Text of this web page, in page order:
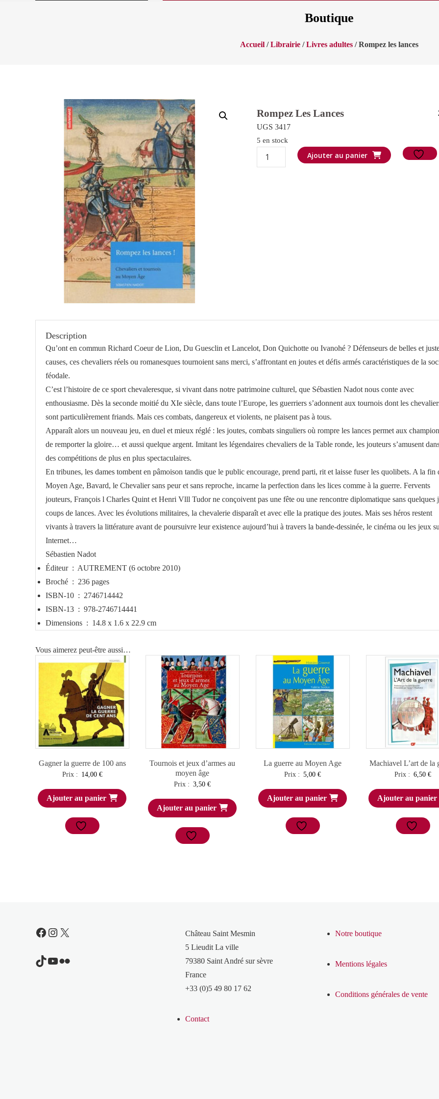
Boutique
Accueil /Librairie /Livres adultes / Rompez les lances
Rompez Les Lances
UGS 3417
5 en stock
quantité
de
Ajouter au panier
Description
Qu’ont en commun Richard Coeur de Lion, Du Guesclin et Lancelot, Don Quichotte ou Ivanohé ? Défenseurs de belles et
causes, ces chevaliers réels ou romanesques tournoient sans merci, s’affrontant en joutes et défis armés caractéristiques de la
féodale.
C’est l’histoire de ce sport chevaleresque, si vivant dans notre patrimoine culturel, que Sébastien Nadot nous conte avec
enthousiasme. Dès la seconde moitié du XIe siècle, dans toute l’Europe, les guerriers s’adonnent aux tournois dont les
sont particulièrement friands. Mais ces combats, dangereux et violents, ne plaisent pas à tous.
Apparaît alors un nouveau jeu, en duel et mieux réglé : les joutes, combats singuliers où rompre les lances permet aux
de remporter la gloire… et aussi quelque argent. Imitant les légendaires chevaliers de la Table ronde, les jouteurs s’amusent
des compétitions de plus en plus spectaculaires.
En tribunes, les dames tombent en pâmoison tandis que le public encourage, prend parti, rit et laisse fuser les quolibets. A la fin
Moyen Age, Bavard, le Chevalier sans peur et sans reproche, incarne la perfection dans les lices comme à la guerre. Fervents
jouteurs, François l Charles Quint et Henri Vlll Tudor ne conçoivent pas une fête ou une rencontre diplomatique sans quelques
coups de lances. Avec les évolutions militaires, la chevalerie disparaît et avec elle la pratique des joutes. Mais ses héros restent
vivants à travers la littérature avant de poursuivre leur existence aujourd’hui à travers la bande-dessinée, le cinéma ou les jeux
Internet…
Sébastien Nadot
Éditeur ‏ : ‎ AUTREMENT (6 octobre 2010)
Broché ‏ : ‎ 236 pages
ISBN-10 ‏ : ‎ 2746714442
ISBN-13 ‏ : ‎ 978-2746714441
Dimensions ‏ : ‎ 14.8 x 1.6 x 22.9 cm
Vous aimerez peut-être aussi…
Gagner la guerre de 100 ans
Prix : 14,00 €
Ajouter au panier
Tournois et jeux d’armes au
moyen âge
Prix : 3,50€
Ajouter au panier
La guerre au Moyen Age
Prix : 5,00€
Ajouter au panier
Machiavel L’art de la
Prix : 6,50€
Ajouter au panier
Facebook
Instagram
X
TikTok
YouTube
Flickr
Château Saint Mesmin
5 Lieudit La ville
79380 Saint André sur sèvre
France
+33 (0)5 49 80 17 62
Contact
Notre boutique
Mentions légales
Conditions générales de vente